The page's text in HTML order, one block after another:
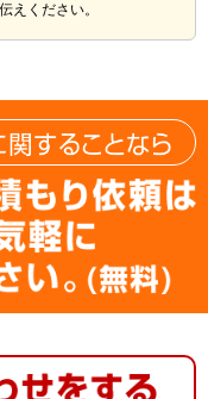
えください。